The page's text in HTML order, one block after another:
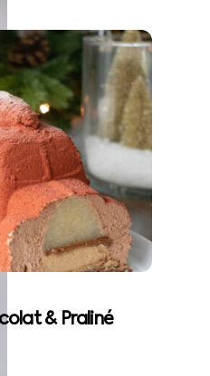
& Praliné